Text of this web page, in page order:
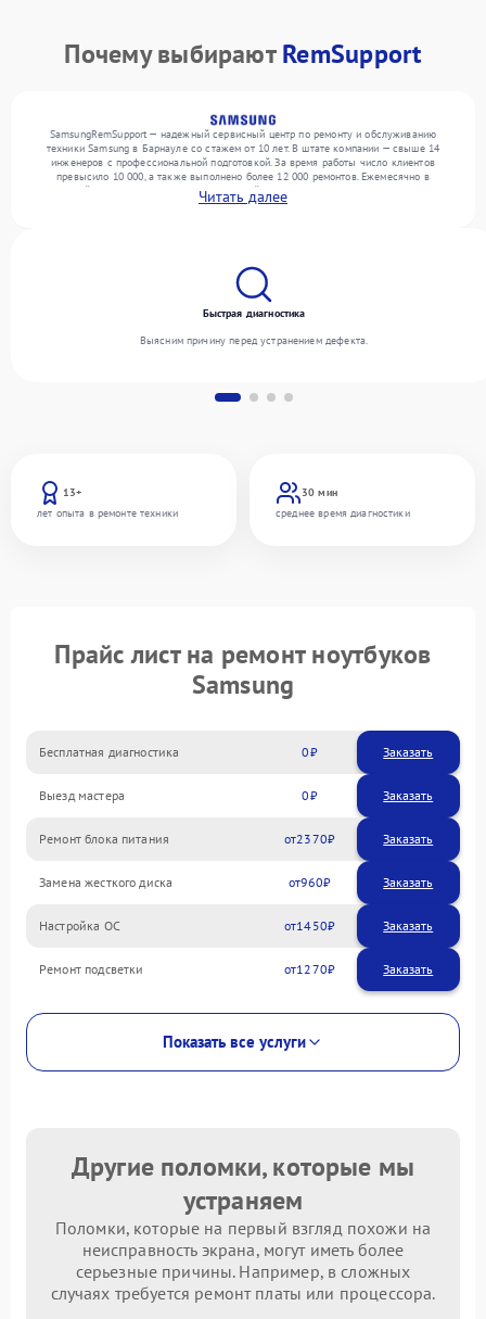
Почему выбираютRemSupport
SamsungRemSupport — надежный сервисный центр по ремонту и обслуживанию
техники Samsung в Барнауле со стажем от 10 лет. В штате компании — свыше 14
инженеров с профессиональной подготовкой. За время работы число клиентов
превысило 10 000, а также выполнено более 12 000 ремонтов. Ежемесячно в
сервисный центр поступает более 300 устройств, включая , , . Мы беремся за задачи
любой сложности и поддерживаем высокий стандарт качества благодаря
Читать далее
13+
лет опыта в ремонте техники
30 мин
среднее время диагностики
Быстрая диагностика
Выясним причину перед устранением дефекта.
Прайс лист на ремонт ноутбуков
Samsung
Бесплатная диагностика 0 Заказать
Выезд мастера 0 Заказать
Ремонт блока питания 2370
Замена жесткого диска 960
Настройка ОС 1450
Ремонт подсветки 1270
Показать все услуги
Другие поломки, которые мы
устраняем
Поломки, которые на первый взгляд похожи на
неисправность экрана, могут иметь более
серьезные причины. Например, в сложных
случаях требуется ремонт платы или процессора.